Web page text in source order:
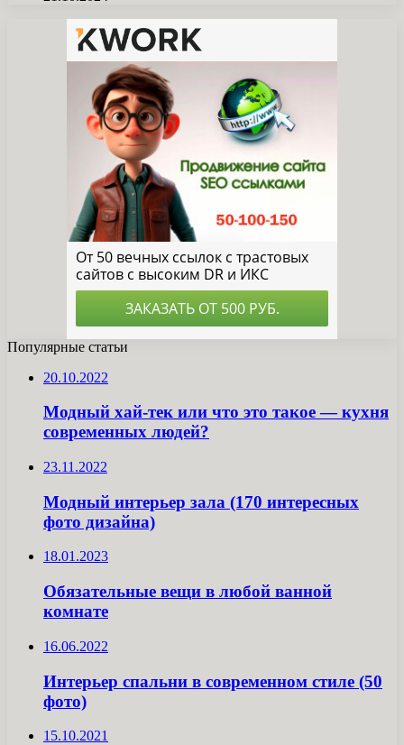
Популярные статьи
20.10.2022
Модный хай-тек или что это такое — кухня
современных людей?
23.11.2022
Модный интерьер зала (170 интересных
фото дизайна)
18.01.2023
Обязательные вещи в любой ванной
комнате
16.06.2022
Интерьер спальни в современном стиле (50
фото)
15.10.2021